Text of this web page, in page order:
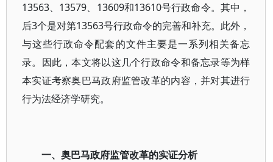
13563、13579、13609和13610号行政命令。其中，
后3个是对第13563号行政命令的完善和补充。此外，
与这些行政命令配套的文件主要是一系列相关备忘
录。因此，本文将以这几个行政命令和备忘录等为样
本实证考察奥巴马政府监管改革的内容，并对其进行
行为法经济学研究。
一、奥巴马政府监管改革的实证分析